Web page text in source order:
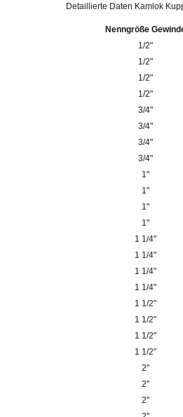
Detaillierte Daten Kamlok
Nenngröße
1/2"
1/2"
1/2"
1/2"
3/4"
3/4"
3/4"
3/4"
1"
1"
1"
1"
1 1/4"
1 1/4"
1 1/4"
1 1/4"
1 1/2"
1 1/2"
1 1/2"
1 1/2"
2"
2"
2"